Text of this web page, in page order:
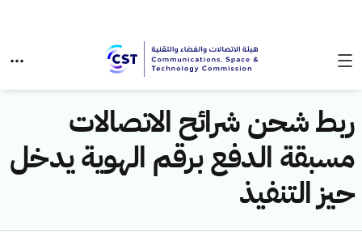
ربط شحن شرائح الاتصالات
مسبقة الدفع برقم الهوية يدخل
حيز التنفيذ